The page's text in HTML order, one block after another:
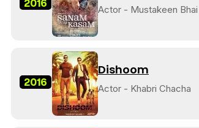
2016 Actor - Mustakeen Bhai
2016
Dishoom
Actor - Khabri Chacha